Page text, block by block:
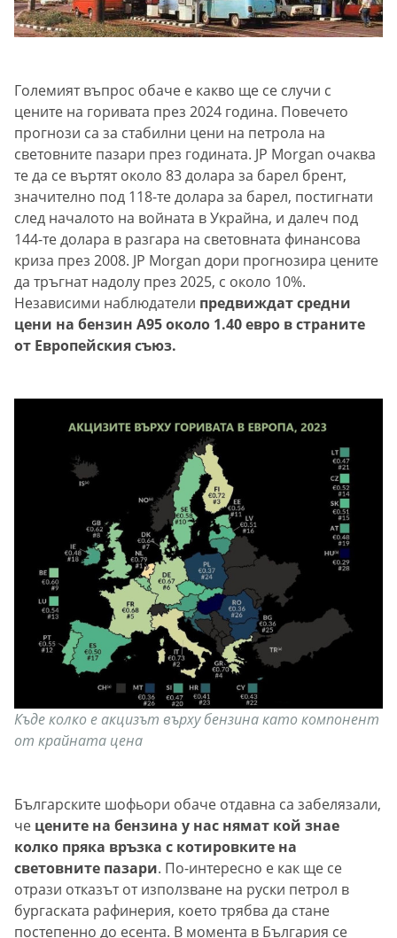
Големият въпрос обаче е какво ще се случи с
цените на горивата през 2024 година. Повечето
прогнози са за стабилни цени на петрола на
световните пазари през годината. JP Morgan очаква
те да се въртят около 83 долара за барел брент,
значително под 118-те долара за барел, постигнати
след началото на войната в Украйна, и далеч под
144-те долара в разгара на световната финансова
криза през 2008. JP Morgan дори прогнозира цените
да тръгнат надолу през 2025, с около 10%.
Независими наблюдатели предвиждат средни
цени на бензин А95 около 1.40 евро в страните
от Европейския съюз.
Къде колко е акцизът върху бензина като компонент
от крайната цена
Българските шофьори обаче отдавна са забелязали,
че цените на бензина у нас нямат кой знае
колко пряка връзка с котировките на
световните пазари. По-интересно е как ще се
отрази отказът от използване на руски петрол в
бургаската рафинерия, което трябва да стане
постепенно до есента. В момента в България се